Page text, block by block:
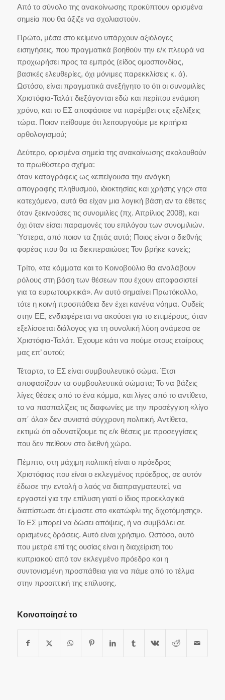
Από το σύνολο της ανακοίνωσης προκύπτουν ορισμένα
σημεία που θα άξιζε να σχολιαστούν.
Πρώτο, μέσα στο κείμενο υπάρχουν αξιόλογες
εισηγήσεις, που πραγματικά βοηθούν την ε/κ πλευρά να
προχωρήσει προς τα εμπρός (είδος ομοσπονδίας,
βασικές ελευθερίες, όχι μόνιμες παρεκκλίσεις κ. ά).
Ωστόσο, είναι πραγματικά ανεξήγητο το ότι οι συνομιλίες
Χριστόφια-Ταλάτ διεξάγονται εδώ και περίπου ενάμιση
χρόνο, και το ΕΣ αποφάσισε να παρέμβει στις εξελίξεις
τώρα. Ποιον πείθουμε ότι λειτουργούμε με κριτήρια
ορθολογισμού;
Δεύτερο, ορισμένα σημεία της ανακοίνωσης ακολουθούν
το πρωθύστερο σχήμα:
όταν καταγράφεις ως «επείγουσα την ανάγκη
απογραφής πληθυσμού, ιδιοκτησίας και χρήσης γης» στα
κατεχόμενα, αυτά θα είχαν μια λογική βάση αν τα έθετες
όταν ξεκινούσες τις συνομιλίες (πχ. Απρίλιος 2008), και
όχι όταν είσαι παραμονές του επιλόγου των συνομιλιών.
Ύστερα, από ποιον τα ζητάς αυτά; Ποιος είναι ο διεθνής
φορέας που θα τα διεκπεραιώσει; Τον βρήκε κανείς;
Τρίτο, «τα κόμματα και το Κοινοβούλιο θα αναλάβουν
ρόλους στη βάση των θέσεων που έχουν αποφασιστεί
για τα ευρωτουρκικά». Αν αυτό σημαίνει Πρωτόκολλο,
τότε η κοινή προσπάθεια δεν έχει κανένα νόημα. Ουδείς
στην ΕΕ, ενδιαφέρεται να ακούσει για το επιμέρους, όταν
εξελίσσεται διάλογος για τη συνολική λύση ανάμεσα σε
Χριστόφια-Ταλάτ. Έχουμε κάτι να πούμε στους εταίρους
μας επ’ αυτού;
Τέταρτο, το ΕΣ είναι συμβουλευτικό σώμα. Έτσι
αποφασίζουν τα συμβουλευτικά σώματα; Το να βάζεις
λίγες θέσεις από το ένα κόμμα, και λίγες από το αντίθετο,
το να πασπαλίζεις τις διαφωνίες με την προσέγγιση «λίγο
απ΄ όλα» δεν συνιστά σύγχρονη πολιτική. Αντίθετα,
εκτιμώ ότι αδυνατίζουμε τις ε/κ θέσεις με προσεγγίσεις
που δεν πείθουν στο διεθνή χώρο.
Πέμπτο, στη μάχιμη πολιτική είναι ο πρόεδρος
Χριστόφιας που είναι ο εκλεγμένος πρόεδρος, σε αυτόν
έδωσε την εντολή ο λαός να διαπραγματευτεί, να
εργαστεί για την επίλυση γιατί ο ίδιος προεκλογικά
διαπίστωσε ότι είμαστε στο «κατώφλι της διχοτόμησης».
Το ΕΣ μπορεί να δώσει απόψεις, ή να συμβάλει σε
ορισμένες δράσεις. Αυτό είναι χρήσιμο. Ωστόσο, αυτό
που μετρά επί της ουσίας είναι η διαχείριση του
κυπριακού από τον εκλεγμένο πρόεδρο και η
συντονισμένη προσπάθεια για να πάμε από το τέλμα
στην προοπτική της επίλυσης.
Κοινοποίησέ το